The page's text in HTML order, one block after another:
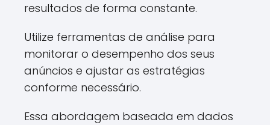
resultados de forma constante.
Utilize ferramentas de análise para
monitorar o desempenho dos seus
anúncios e ajustar as estratégias
conforme necessário.
Essa abordagem baseada em dados